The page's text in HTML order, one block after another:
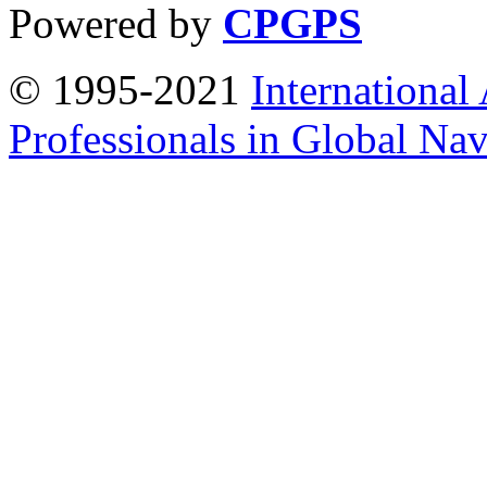
Powered by CPGPS
© 1995-2021 International
Professionals in Global